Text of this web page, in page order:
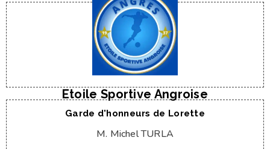
Etoile Sportive Angroise
Club de football
M. Gilles OBRY
Tel : 06 03 74 02 58
E-Mail
Garde d'honneurs de Lorette
M. Michel TURLA